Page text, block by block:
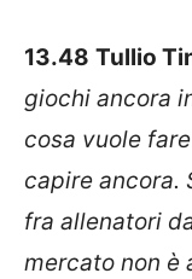
13.48 Tullio
giochi ancora
cosa vuole
capire ancora.
fra allenatori
mercato non è